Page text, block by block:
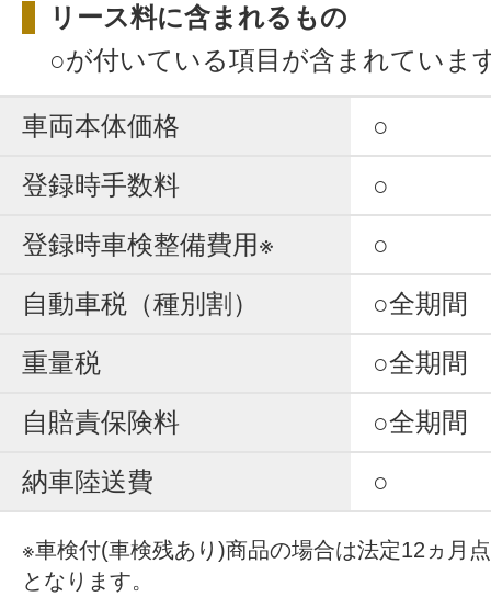
リース料に含まれるもの
○が付いている項目が含まれていま
車両本体価格
○
登録時手数料
○
登録時車検整備費用※
○
自動車税（種別割）
○全期間
重量税
○全期間
自賠責保険料
○全期間
納車陸送費
○
※車検付(車検残あり)商品の場合は法定12ヵ月
となります。